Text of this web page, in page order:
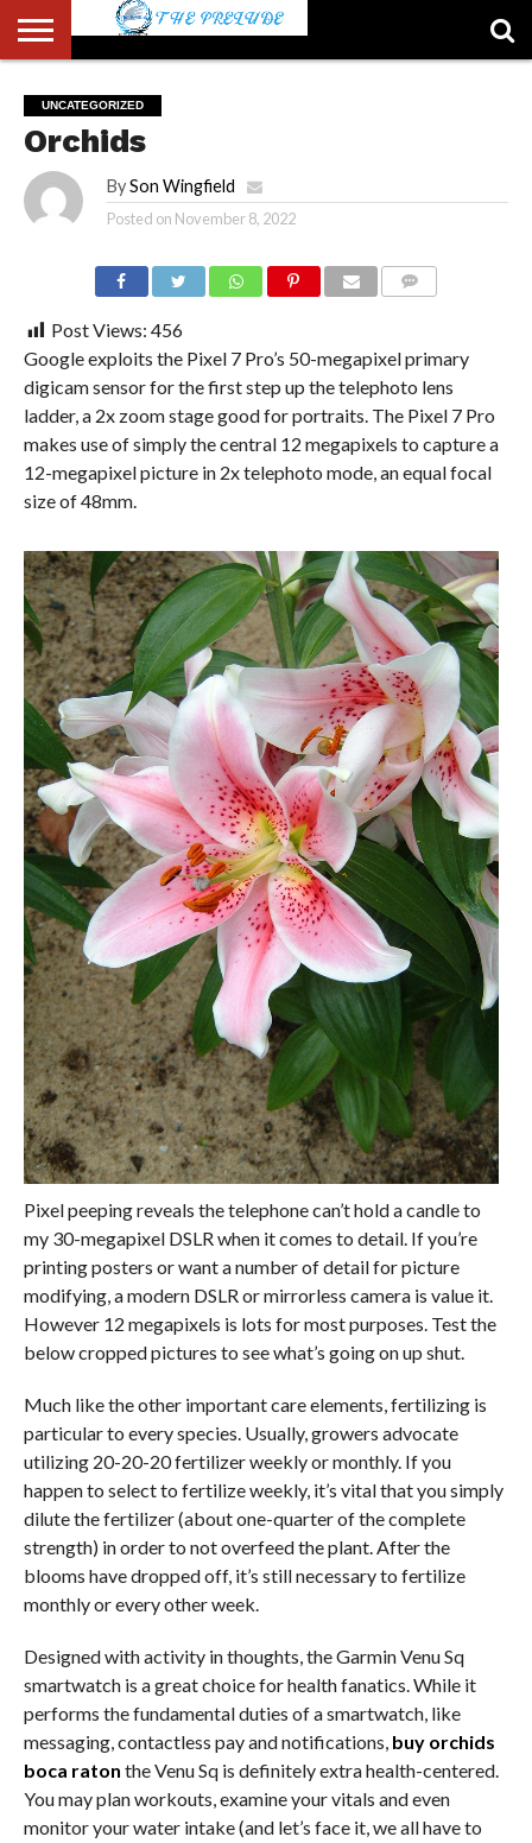
US
ACCOUNT
AUTHORS
LIST
FULL-
WIDTH
PAGE
HOME
LATEST
NEWS
LOGIN
LOGOUT
MEMBERS
PASSWORD
RESET
REGISTER
SAMPLE
PAGE
TYPOGRAPHY
USER
UNCATEGORIZED
Orchids
By Son Wingfield
Posted on November 8, 2022
Post Views: 456
Google exploits the Pixel 7 Pro’s 50-megapixel primary
digicam sensor for the first step up the telephoto lens
ladder, a 2x zoom stage good for portraits. The Pixel 7 Pro
makes use of simply the central 12 megapixels to capture a
12-megapixel picture in 2x telephoto mode, an equal focal
size of 48mm.
Pixel peeping reveals the telephone can’t hold a candle to
my 30-megapixel DSLR when it comes to detail. If you’re
printing posters or want a number of detail for picture
modifying, a modern DSLR or mirrorless camera is value it.
However 12 megapixels is lots for most purposes. Test the
below cropped pictures to see what’s going on up shut.
Much like the other important care elements, fertilizing is
particular to every species. Usually, growers advocate
utilizing 20-20-20 fertilizer weekly or monthly. If you
happen to select to fertilize weekly, it’s vital that you simply
dilute the fertilizer (about one-quarter of the complete
strength) in order to not overfeed the plant. After the
blooms have dropped off, it’s still necessary to fertilize
monthly or every other week.
Designed with activity in thoughts, the Garmin Venu Sq
smartwatch is a great choice for health fanatics. While it
performs the fundamental duties of a smartwatch, like
messaging, contactless pay and notifications, buy orchids
boca raton the Venu Sq is definitely extra health-centered.
You may plan workouts, examine your vitals and even
monitor your water intake (and let’s face it, we all have to